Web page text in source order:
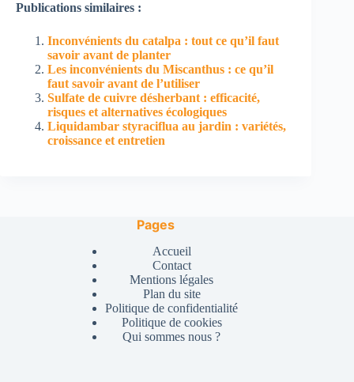
Publications similaires :
Inconvénients du catalpa : tout ce qu’il faut
savoir avant de planter
Les inconvénients du Miscanthus : ce qu’il
faut savoir avant de l’utiliser
Sulfate de cuivre désherbant : efficacité,
risques et alternatives écologiques
Liquidambar styraciflua au jardin : variétés,
croissance et entretien
Pages
Accueil
Contact
Mentions légales
Plan du site
Politique de confidentialité
Politique de cookies
Qui sommes nous ?